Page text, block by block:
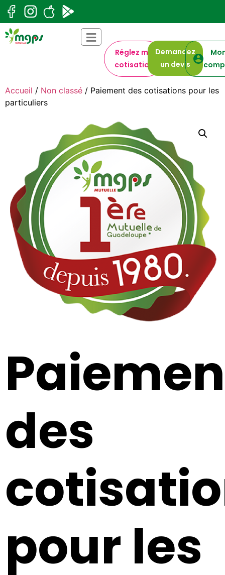
Réglez ma
cotisation
Demandez
un devis
Accueil / Non classé / Paiement des cotisations pour les
particuliers
des
pour les